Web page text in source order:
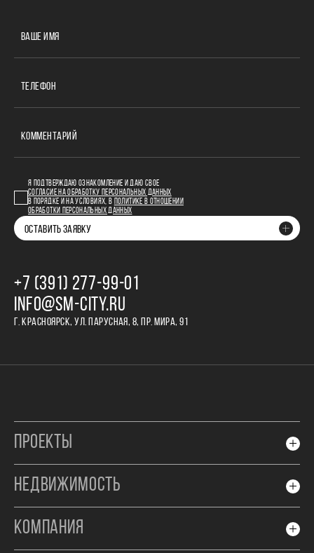
ВАШЕ ИМЯ
ТЕЛЕФОН
КОММЕНТАРИЙ
Я ПОДТВЕРЖДАЮ ОЗНАКОМЛЕНИЕ И ДАЮ СВОЕ
СОГЛАСИЕ НА ОБРАБОТКУ ПЕРСОНАЛЬНЫХ ДАННЫХ
В ПОРЯДКЕ И НА УСЛОВИЯХ, В
ПОЛИТИКЕ В ОТНОШЕНИИ
ОБРАБОТКИ ПЕРСОНАЛЬНЫХ ДАННЫХ
ОСТАВИТЬ ЗАЯВКУ
+7 (391) 277‒99‒01
INFO@SM-CITY.RU
Г. КРАСНОЯРСК, УЛ. ПАРУСНАЯ, 8, ПР. МИРА, 91
ПРОЕКТЫ
НЕДВИЖИМОСТЬ
КОМПАНИЯ